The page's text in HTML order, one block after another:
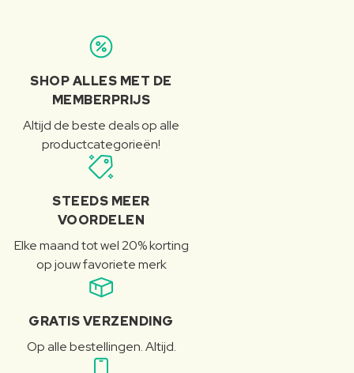
SHOP ALLES MET DE
MEMBERPRIJS
Altijd de beste deals op alle
productcategorieën!
STEEDS MEER
VOORDELEN
Elke maand tot wel 20% korting
op jouw favoriete merk
GRATIS VERZENDING
Op alle bestellingen. Altijd.